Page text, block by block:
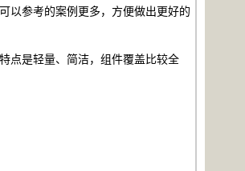
以参考的案例更多，方便做出更好的
点是轻量、简洁，组件覆盖比较全